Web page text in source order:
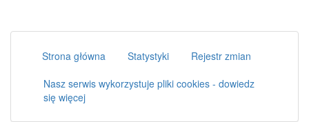
Strona główna Statystyki
Rejestr zmian
Nasz serwis wykorzystuje pliki cookies - dowiedz
się więcej